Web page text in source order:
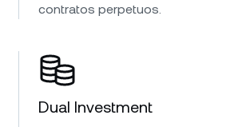
contratos perpetuos.
Dual Investment